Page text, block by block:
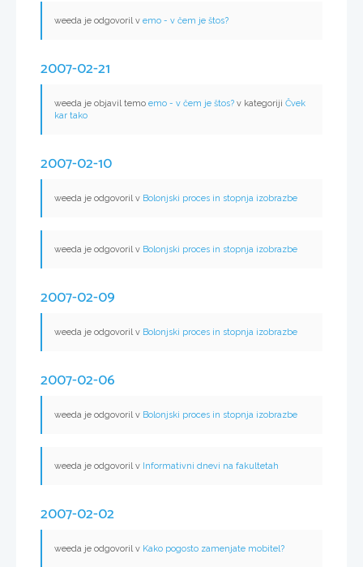
weeda je odgovoril v emo - v čem je štos?
2007-02-21
weeda je objavil temo emo - v čem je štos? v kategoriji Čvek
kar tako
2007-02-10
weeda je odgovoril v Bolonjski proces in stopnja izobrazbe
weeda je odgovoril v Bolonjski proces in stopnja izobrazbe
2007-02-09
weeda je odgovoril v Bolonjski proces in stopnja izobrazbe
2007-02-06
weeda je odgovoril v Bolonjski proces in stopnja izobrazbe
weeda je odgovoril v Informativni dnevi na fakultetah
2007-02-02
weeda je odgovoril v Kako pogosto zamenjate mobitel?